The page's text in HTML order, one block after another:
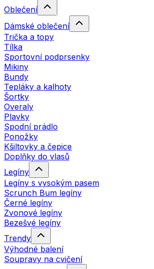
Oblečení
Dámské oblečení
Trička a topy
Tílka
Sportovní podprsenky
Mikiny
Bundy
Tepláky a kalhoty
Šortky
Overaly
Plavky
Spodní prádlo
Ponožky
Kšiltovky a čepice
Doplňky do vlasů
Legíny
Legíny s vysokým pasem
Scrunch Bum legíny
Černé legíny
Zvonové legíny
Bezešvé legíny
Trendy
Výhodné balení
Soupravy na cvičení